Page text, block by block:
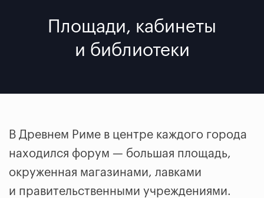
Площади, кабинеты
и библиотеки
В Древнем Риме в центре каждого города
находился форум — большая площадь,
окруженная магазинами, лавками
и правительственными учреждениями.